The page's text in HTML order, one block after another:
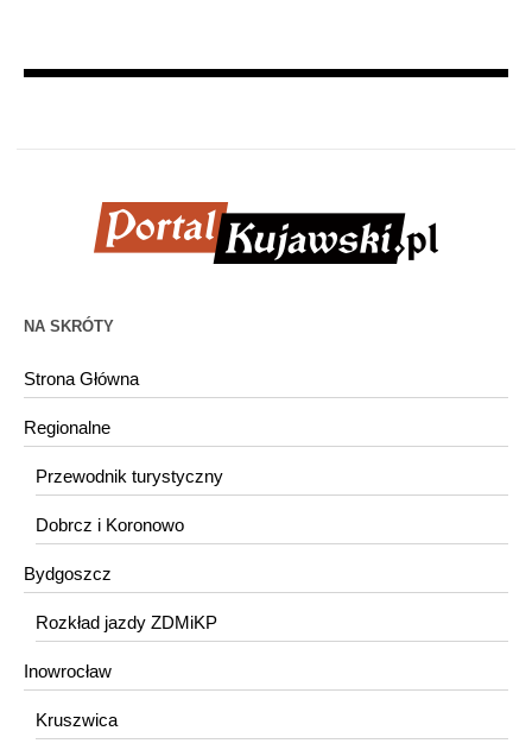
NA SKRÓTY
Strona Główna
Regionalne
Przewodnik turystyczny
Dobrcz i Koronowo
Bydgoszcz
Rozkład jazdy ZDMiKP
Inowrocław
Kruszwica